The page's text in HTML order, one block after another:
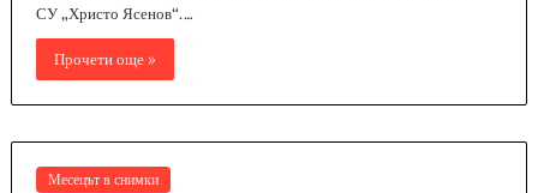
СУ „Христо Ясенов“.…
Прочети още »
Месецът в снимки